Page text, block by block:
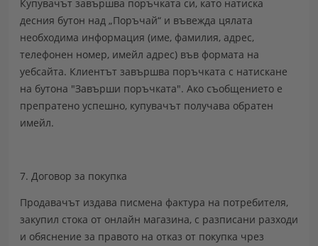
Купувачът завършва поръчката си, като натиска
десния бутон над „Поръчай“ и въвежда цялата
необходима информация (име, фамилия, адрес,
телефонен номер, имейл адрес) във формата на
уебсайта. Клиентът завършва поръчката с натискане
на бутона "Завърши поръчката". Ако съобщението е
препратено успешно, купувачът получава обратен
имейл.
7. Договор за покупка
Продавачът издава писмена фактура на потребителя,
закупил стока от онлайн магазина, с разписани разходи
и обяснение за правото на отказ от покупка чрез